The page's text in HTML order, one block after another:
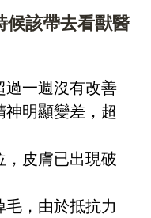
候該帶去看獸醫
過一週沒有改善
明顯變差，超
，皮膚已出現破
，由於抵抗力